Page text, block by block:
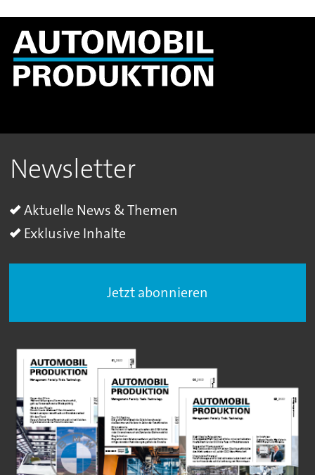
Newsletter
Aktuelle News & Themen
Exklusive Inhalte
Jetzt abonnieren